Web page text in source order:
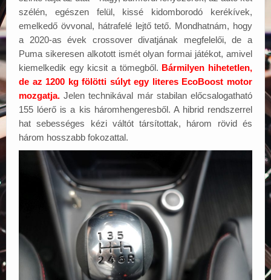
szélén, egészen felül, kissé kidomborodó kerékívek,
emelkedő övvonal, hátrafelé lejtő tető. Mondhatnám, hogy
a 2020-as évek crossover divatjának megfelelői, de a
Puma sikeresen alkotott ismét olyan formai játékot, amivel
kiemelkedik egy kicsit a tömegből. Bármilyen hihetetlen,
de az 1200 kg fölötti súlyt egy literes EcoBoost motor
mozgatja. Jelen technikával már stabilan előcsalogatható
155 lóerő is a kis háromhengeresből. A hibrid rendszerrel
hat sebességes kézi váltót társítottak, három rövid és
három hosszabb fokozattal.